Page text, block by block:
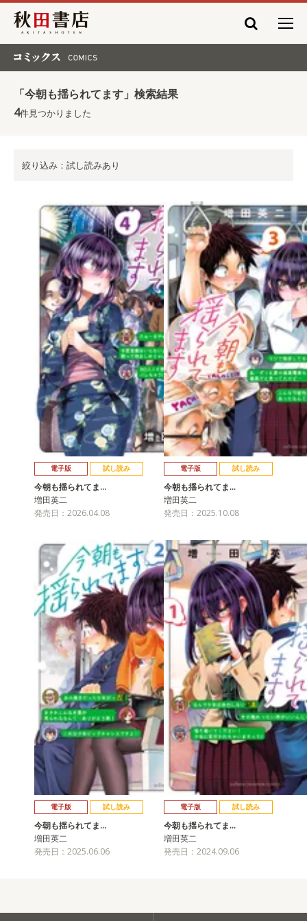
秋田書店
「今朝も揺られてます」検索結果
4件見つかりました
絞り込み：試し読みあり
電子版 試し読み
今朝も揺られてま…
増田英二
発売日：2026.04.08
電子版 試し読み
今朝も揺られてま…
増田英二
発売日：2025.10.08
電子版 試し読み
今朝も揺られてま…
増田英二
発売日：2025.06.06
電子版 試し読み
今朝も揺られてま…
増田英二
発売日：2024.09.06